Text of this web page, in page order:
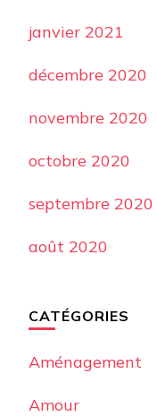
janvier 2021
décembre 2020
novembre 2020
octobre 2020
septembre 2020
août 2020
CATÉGORIES
Aménagement
Amour